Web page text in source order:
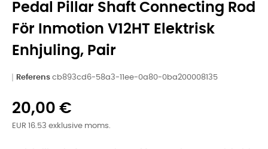
Pedal Pillar Shaft Connecting Rod
För Inmotion V12HT Elektrisk
Enhjuling, Pair
Referens cb893cd6-58a3-11ee-0a80-0ba200008135
20,00 €
EUR 16.53 exklusive moms.